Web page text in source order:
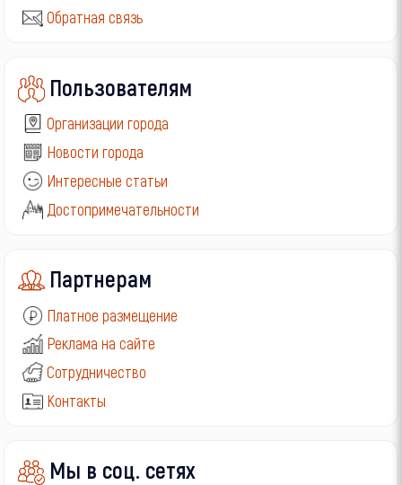
Обратная связь
Пользователям
Организации города
Новости города
Интересные статьи
Достопримечательности
Партнерам
Платное размещение
Реклама на сайте
Сотрудничество
Контакты
Мы в соц. сетях